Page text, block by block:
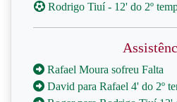
Rodrigo Tiuí - 12' do 2º
Rafael Moura sofreu Falta
David para Rafael 4' do 2º